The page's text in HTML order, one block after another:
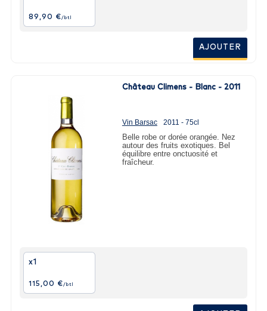
89,90 €/btl
AJOUTER
Château Climens - Blanc - 2011
Vin Barsac 2011 - 75cl
Belle robe or dorée orangée. Nez
autour des fruits exotiques. Bel
équilibre entre onctuosité et
fraîcheur.
x1
115,00 €/btl